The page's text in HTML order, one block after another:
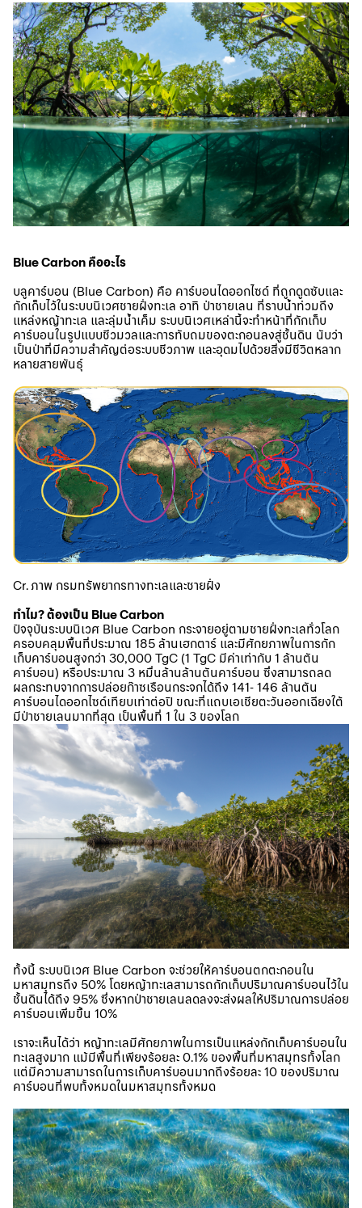
Blue Carbon คืออะไร
บลูคาร์บอน (Blue Carbon) คือ คาร์บอนไดออกไซด์ ที่ถูกดูดซับและ
กักเก็บไว้ในระบบนิเวศชายฝั่งทะเล อาทิ ป่าชายเลน ที่ราบน้ำท่วมถึง
แหล่งหญ้าทะเล และลุ่มน้ำเค็ม ระบบนิเวศเหล่านี้จะทำหน้าที่กักเก็บ
คาร์บอนในรูปแบบชีวมวลและการทับถมของตะกอนลงสู่ชั้นดิน นับว่า
เป็นป่าที่มีความสำคัญต่อระบบชีวภาพ และอุดมไปด้วยสิ่งมีชีวิตหลาก
หลายสายพันธุ์
Cr. ภาพ กรมทรัพยากรทางทะเลและชายฝั่ง
ทำไม? ต้องเป็น Blue Carbon
ปัจจุบันระบบนิเวศ Blue Carbon กระจายอยู่ตามชายฝั่งทะเลทั่วโลก
ครอบคลุมพื้นที่ประมาณ 185 ล้านเฮกตาร์ และมีศักยภาพในการกัก
เก็บคาร์บอนสูงกว่า 30,000 TgC (1 TgC มีค่าเท่ากับ 1 ล้านตัน
คาร์บอน) หรือประมาณ 3 หมื่นล้านล้านตันคาร์บอน ซึ่งสามารถลด
ผลกระทบจากการปล่อยก๊าซเรือนกระจกได้ถึง 141- 146 ล้านตัน
คาร์บอนไดออกไซด์เทียบเท่าต่อปี ขณะที่แถบเอเชียตะวันออกเฉียงใต้
มีป่าชายเลนมากที่สุด เป็นพื้นที่ 1 ใน 3 ของโลก
ทั้งนี้ ระบบนิเวศ Blue Carbon จะช่วยให้คาร์บอนตกตะกอนใน
มหาสมุทรถึง 50% โดยหญ้าทะเลสามารถกักเก็บปริมาณคาร์บอนไว้ใน
ชั้นดินได้ถึง 95% ซึ่งหากป่าชายเลนลดลงจะส่งผลให้ปริมาณการปล่อย
คาร์บอนเพิ่มขึ้น 10%
เราจะเห็นได้ว่า หญ้าทะเลมีศักยภาพในการเป็นแหล่งกักเก็บคาร์บอนใน
ทะเลสูงมาก แม้มีพื้นที่เพียงร้อยละ 0.1% ของพื้นที่มหาสมุทรทั้งโลก
แต่มีความสามารถในการเก็บคาร์บอนมากถึงร้อยละ 10 ของปริมาณ
คาร์บอนที่พบทั้งหมดในมหาสมุทรทั้งหมด